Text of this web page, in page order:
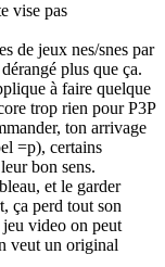
vise pas
de jeux nes/snes par
plus que ça.
à faire quelque
trop rien pour P3P
, ton arrivage
=p), certains
bon sens.
, et le garder
, ça perd tout son
video on peut
veut un original